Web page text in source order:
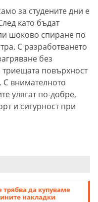
за студените дни е
като бъдат
шоково спиране по
С разработването
без
повърхност
С внимателното
улягат по-добре,
и сигурност при
трябва да купуваме
накладки